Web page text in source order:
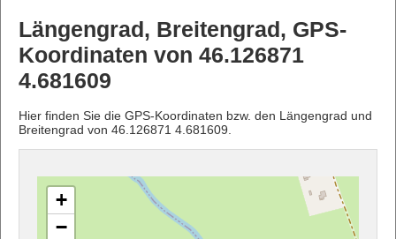
Längengrad, Breitengrad, GPS-
Koordinaten von 46.126871
4.681609
Hier finden Sie die GPS-Koordinaten bzw. den Längengrad und
Breitengrad von 46.126871 4.681609.
+
−